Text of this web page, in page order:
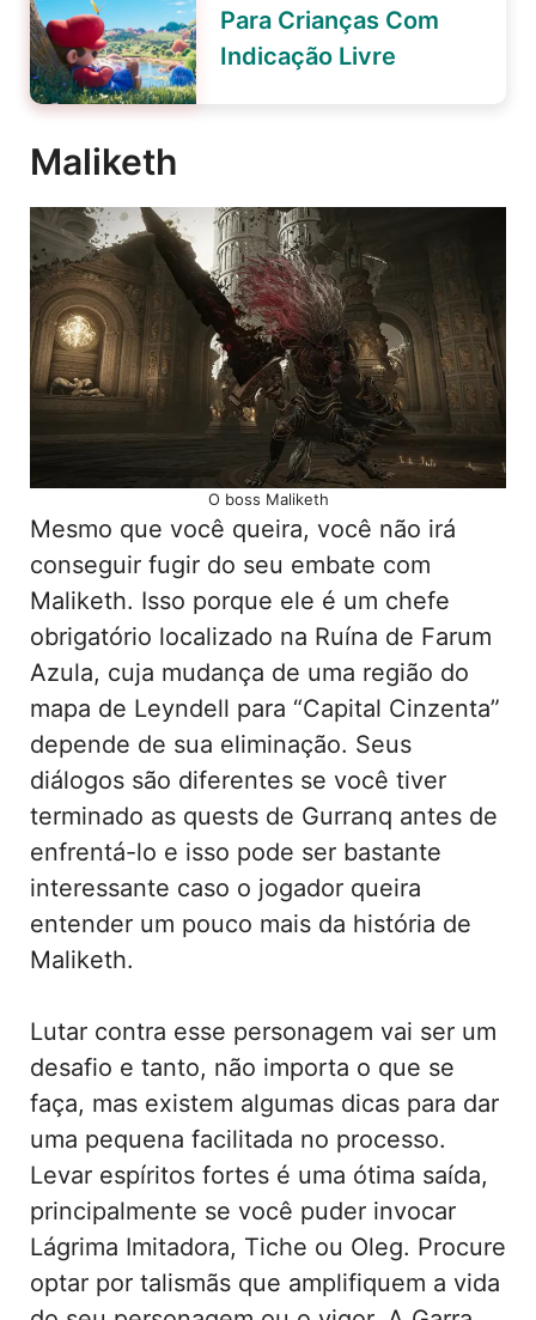
Para Crianças Com
Indicação Livre
Maliketh
O boss Maliketh
Mesmo que você queira, você não irá
conseguir fugir do seu embate com
Maliketh. Isso porque ele é um chefe
obrigatório localizado na Ruína de Farum
Azula, cuja mudança de uma região do
mapa de Leyndell para “Capital Cinzenta”
depende de sua eliminação. Seus
diálogos são diferentes se você tiver
terminado as quests de Gurranq antes de
enfrentá-lo e isso pode ser bastante
interessante caso o jogador queira
entender um pouco mais da história de
Maliketh.
Lutar contra esse personagem vai ser um
desafio e tanto, não importa o que se
faça, mas existem algumas dicas para dar
uma pequena facilitada no processo.
Levar espíritos fortes é uma ótima saída,
principalmente se você puder invocar
Lágrima Imitadora, Tiche ou Oleg. Procure
optar por talismãs que amplifiquem a vida